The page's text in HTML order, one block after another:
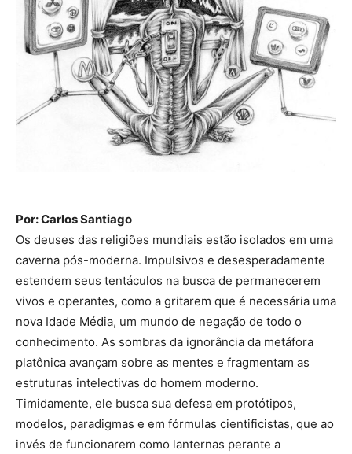
Por: Carlos Santiago
Os deuses das religiões mundiais estão isolados em uma
caverna pós-moderna. Impulsivos e desesperadamente
estendem seus tentáculos na busca de permanecerem
vivos e operantes, como a gritarem que é necessária uma
nova Idade Média, um mundo de negação de todo o
conhecimento. As sombras da ignorância da metáfora
platônica avançam sobre as mentes e fragmentam as
estruturas intelectivas do homem moderno.
Timidamente, ele busca sua defesa em protótipos,
modelos, paradigmas e em fórmulas cientificistas, que ao
invés de funcionarem como lanternas perante a